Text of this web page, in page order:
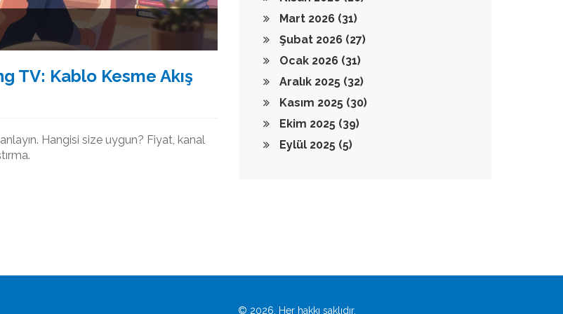
TV: Kablo Kesme Akış
Hangisi size uygun? Fiyat, kanal
Mart 2026 (31)
Şubat 2026 (27)
Ocak 2026 (31)
Aralık 2025 (32)
Kasım 2025 (30)
Ekim 2025 (39)
Eylül 2025 (5)
© 2026. Her hakkı saklıdır.